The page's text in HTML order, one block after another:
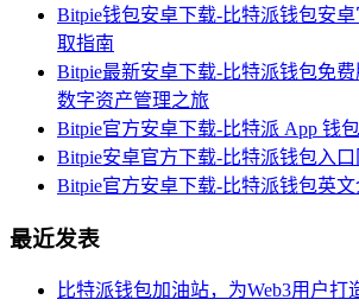
Bitpie钱包安卓下载-比特派钱包安
取指南
Bitpie最新安卓下载-比特派钱包免
数字资产管理之旅
Bitpie官方安卓下载-比特派 App 钱
Bitpie安卓官方下载-比特派钱包入
Bitpie官方安卓下载-比特派钱包英
最近发表
比特派钱包加油站，为Web3用户打